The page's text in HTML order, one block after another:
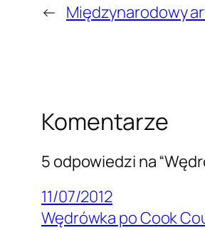
← Międzynarodowy
Komentarze
5 odpowiedzi na
11/07/2012
Wędrówka po Cook